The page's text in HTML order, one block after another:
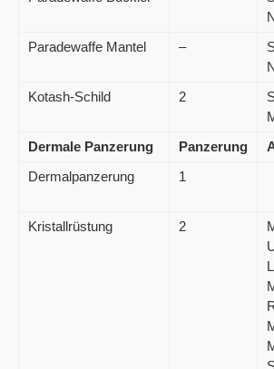
Paradewaffe Mantel
–
Kotash-Schild 2
Dermale Panzerung Panzerung
Dermalpanzerung
1
Kristallrüstung
2